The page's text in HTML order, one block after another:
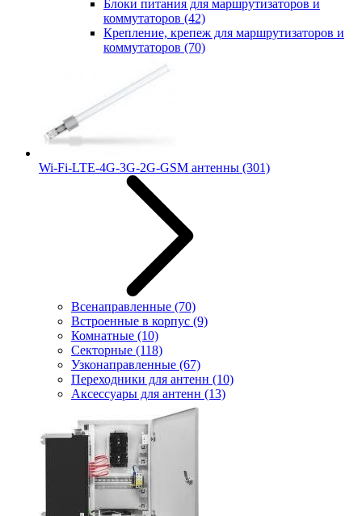
Блоки питания для маршрутизаторов и
коммутаторов (42)
Крепление, крепеж для маршрутизаторов и
коммутаторов (70)
Wi-Fi-LTE-4G-3G-2G-GSM антенны (301)
Всенаправленные (70)
Встроенные в корпус (9)
Комнатные (10)
Секторные (118)
Узконаправленные (67)
Переходники для антенн (10)
Аксессуары для антенн (13)